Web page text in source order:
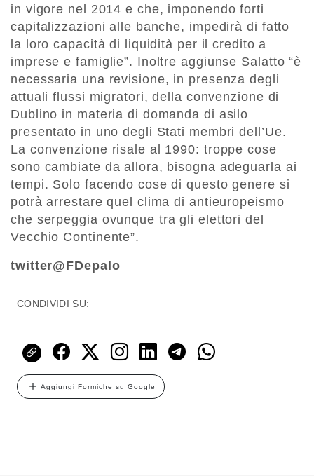
in vigore nel 2014 e che, imponendo forti
capitalizzazioni alle banche, impedirà di fatto
la loro capacità di liquidità per il credito a
imprese e famiglie”. Inoltre aggiunse Salatto “è
necessaria una revisione, in presenza degli
attuali flussi migratori, della convenzione di
Dublino in materia di domanda di asilo
presentato in uno degli Stati membri dell’Ue.
La convenzione risale al 1990: troppe cose
sono cambiate da allora, bisogna adeguarla ai
tempi. Solo facendo cose di questo genere si
potrà arrestare quel clima di antieuropeismo
che serpeggia ovunque tra gli elettori del
Vecchio Continente”.
twitter@FDepalo
CONDIVIDI SU:
Aggiungi Formiche su Google